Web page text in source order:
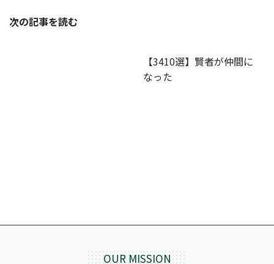
次の記事を読む
【3410選】賢者が仲間に
なった
OUR MISSION